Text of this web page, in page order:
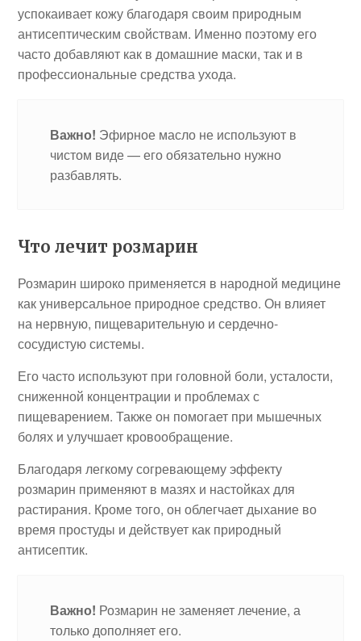
успокаивает кожу благодаря своим природным
антисептическим свойствам. Именно поэтому его
часто добавляют как в домашние маски, так и в
профессиональные средства ухода.
Важно! Эфирное масло не используют в
чистом виде — его обязательно нужно
разбавлять.
Что лечит розмарин
Розмарин широко применяется в народной медицине
как универсальное природное средство. Он влияет
на нервную, пищеварительную и сердечно-
сосудистую системы.
Его часто используют при головной боли, усталости,
сниженной концентрации и проблемах с
пищеварением. Также он помогает при мышечных
болях и улучшает кровообращение.
Благодаря легкому согревающему эффекту
розмарин применяют в мазях и настойках для
растирания. Кроме того, он облегчает дыхание во
время простуды и действует как природный
антисептик.
Важно! Розмарин не заменяет лечение, а
только дополняет его.